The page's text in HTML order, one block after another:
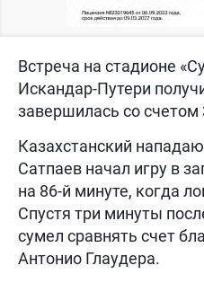
Встреча на стадионе
Искандар-Путери
завершилась со счетом
Казахстанский
Сатпаев начал игру в
на 86-й минуте, когда
Спустя три минуты
сумел сравнять счет
Антонио Глаудера.